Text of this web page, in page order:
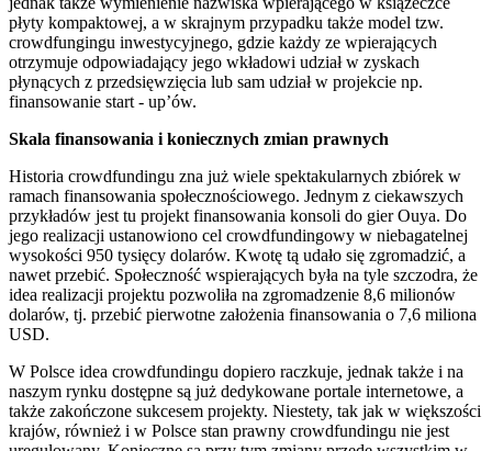
płyty kompaktowej, a w skrajnym przypadku także model tzw.
crowdfungingu inwestycyjnego, gdzie każdy ze wpierających
otrzymuje odpowiadający jego wkładowi udział w zyskach
płynących z przedsięwzięcia lub sam udział w projekcie np.
finansowanie start - up’ów.
Skala finansowania i koniecznych zmian prawnych
Historia crowdfundingu zna już wiele spektakularnych zbiórek w
ramach finansowania społecznościowego. Jednym z ciekawszych
przykładów jest tu projekt finansowania konsoli do gier Ouya. Do
jego realizacji ustanowiono cel crowdfundingowy w niebagatelnej
wysokości 950 tysięcy dolarów. Kwotę tą udało się zgromadzić, a
nawet przebić. Społeczność wspierających była na tyle szczodra, że
idea realizacji projektu pozwoliła na zgromadzenie 8,6 milionów
dolarów, tj. przebić pierwotne założenia finansowania o 7,6 miliona
USD.
W Polsce idea crowdfundingu dopiero raczkuje, jednak także i na
naszym rynku dostępne są już dedykowane portale internetowe, a
także zakończone sukcesem projekty. Niestety, tak jak w większości
krajów, również i w Polsce stan prawny crowdfundingu nie jest